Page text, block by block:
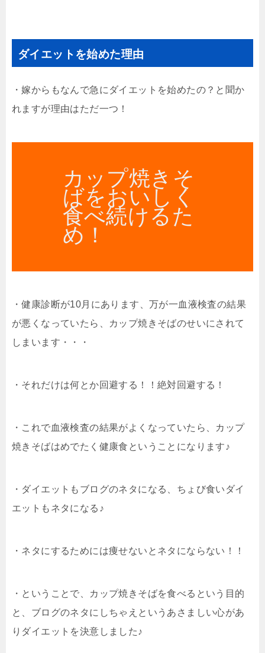
ダイエットを始めた理由
・嫁からもなんで急にダイエットを始めたの？と聞か
れますが理由はただ一つ！
カップ焼きそ
ばをおいしく
食べ続けるた
め！
・健康診断が10月にあります、万が一血液検査の結果
が悪くなっていたら、カップ焼きそばのせいにされて
しまいます・・・
・それだけは何とか回避する！！絶対回避する！
・これで血液検査の結果がよくなっていたら、カップ
焼きそばはめでたく健康食ということになります♪
・ダイエットもブログのネタになる、ちょび食いダイ
エットもネタになる♪
・ネタにするためには痩せないとネタにならない！！
・ということで、カップ焼きそばを食べるという目的
と、ブログのネタにしちゃえというあさましい心があ
りダイエットを決意しました♪